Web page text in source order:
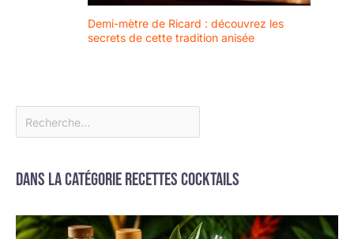
applicables】 cette
cuillère de bar
brillante est un
magasin de thé au
restaurant, etc. Les
cocktails doivent
ensemble de
Demi-mètre de Ricard : découvrez les
secrets de cette tradition anisée
Dans la catégorie Recettes cocktails